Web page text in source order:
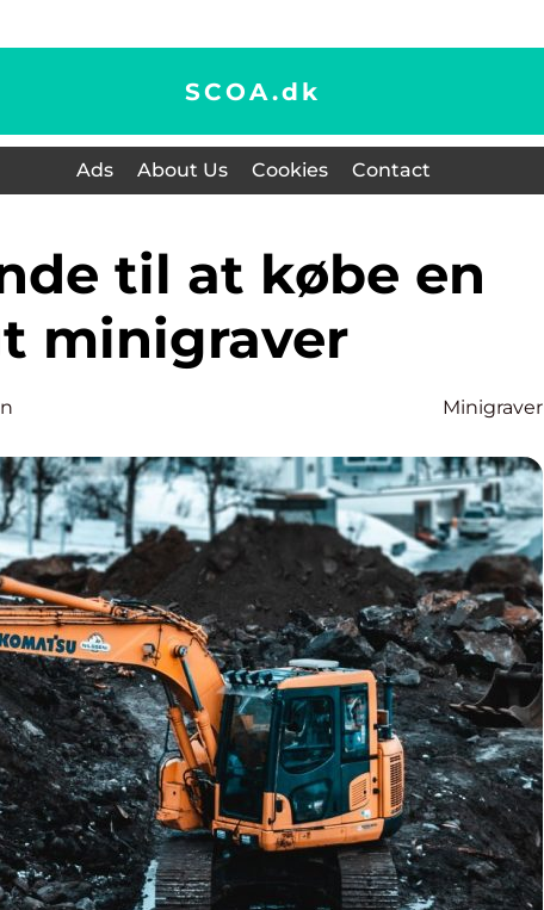
SCOA.dk
Ads About Us Cookies Contact
minigraver
Minigraver